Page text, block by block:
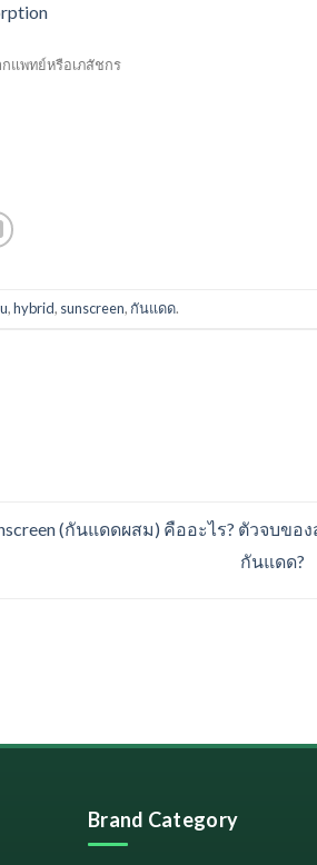
แพทย์หรือเภสัชกร
,hybrid, sunscreen, กันแดด.
(กันแดดผสม) คืออะไร? ตัวจบของ
กันแดด?
Brand Category